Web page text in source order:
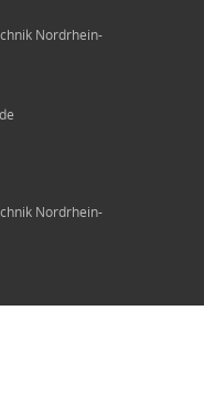
Nordrhein-
Nordrhein-